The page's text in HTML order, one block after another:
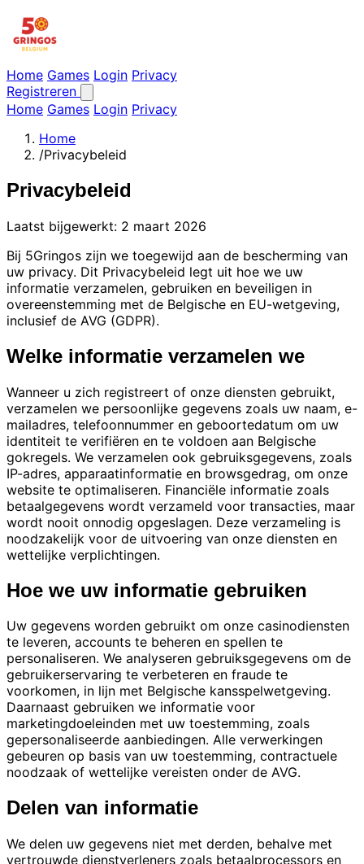
Home Games Login Privacy
Registreren
Home Games Login Privacy
Home
/Privacybeleid
Privacybeleid
Laatst bijgewerkt: 2 maart 2026
Bij 5Gringos zijn we toegewijd aan de bescherming van
uw privacy. Dit Privacybeleid legt uit hoe we uw
informatie verzamelen, gebruiken en beveiligen in
overeenstemming met de Belgische en EU-wetgeving,
inclusief de AVG (GDPR).
Welke informatie verzamelen we
Wanneer u zich registreert of onze diensten gebruikt,
verzamelen we persoonlijke gegevens zoals uw naam, e-
mailadres, telefoonnummer en geboortedatum om uw
identiteit te verifiëren en te voldoen aan Belgische
gokregels. We verzamelen ook gebruiksgegevens, zoals
IP-adres, apparaatinformatie en browsgedrag, om onze
website te optimaliseren. Financiële informatie zoals
betaalgegevens wordt verzameld voor transacties, maar
wordt nooit onnodig opgeslagen. Deze verzameling is
noodzakelijk voor de uitvoering van onze diensten en
wettelijke verplichtingen.
Hoe we uw informatie gebruiken
Uw gegevens worden gebruikt om onze casinodiensten
te leveren, accounts te beheren en spellen te
personaliseren. We analyseren gebruiksgegevens om de
gebruikerservaring te verbeteren en fraude te
voorkomen, in lijn met Belgische kansspelwetgeving.
Daarnaast gebruiken we informatie voor
marketingdoeleinden met uw toestemming, zoals
gepersonaliseerde aanbiedingen. Alle verwerkingen
gebeuren op basis van uw toestemming, contractuele
noodzaak of wettelijke vereisten onder de AVG.
Delen van informatie
We delen uw gegevens niet met derden, behalve met
vertrouwde dienstverleners zoals betaalprocessors en